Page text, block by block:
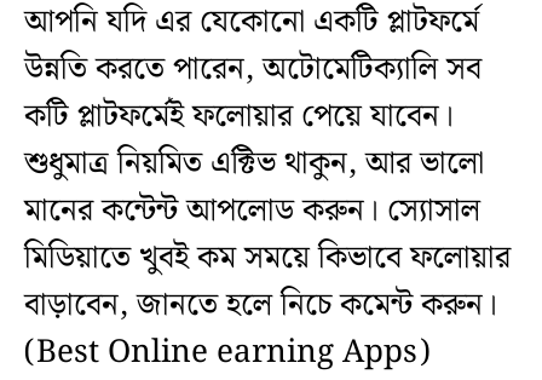
আপনি যদি এর যেকোনো একটি প্লাটফর্মে
উন্নতি করতে পারেন, অটোমেটিক্যালি সব
কটি প্লাটফর্মেই ফলোয়ার পেয়ে যাবেন।
শুধুমাত্র নিয়মিত এক্টিভ থাকুন, আর ভালো
মানের কন্টেন্ট আপলোড করুন। স্যোসাল
মিডিয়াতে খুবই কম সময়ে কিভাবে ফলোয়ার
বাড়াবেন, জানতে হলে নিচে কমেন্ট করুন।
(Best Online earning Apps)